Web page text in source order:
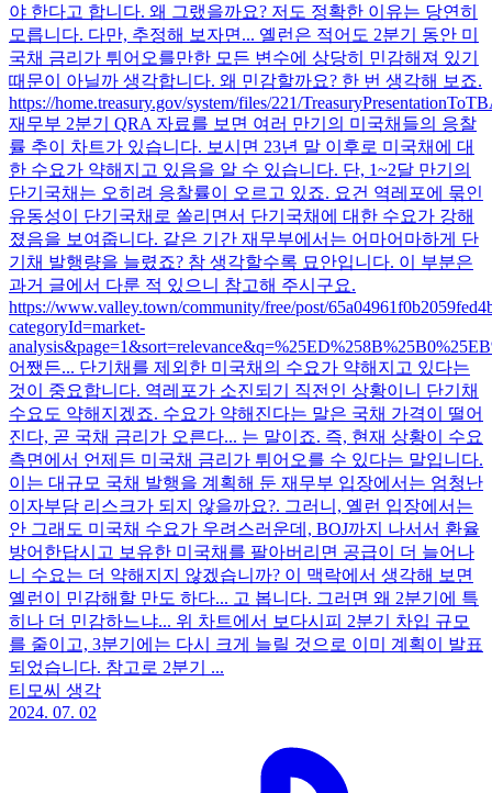
야 한다고 합니다. 왜 그랬을까요? 저도 정확한 이유는 당연히
모릅니다. 다만, 추정해 보자면... 옐런은 적어도 2분기 동안 미
국채 금리가 튀어오를만한 모든 변수에 상당히 민감해져 있기
때문이 아닐까 생각합니다. 왜 민감할까요? 한 번 생각해 보죠.
https://home.treasury.gov/system/files/221/
재무부 2분기 QRA 자료를 보면 여러 만기의 미국채들의 응찰
률 추이 차트가 있습니다. 보시면 23년 말 이후로 미국채에 대
한 수요가 약해지고 있음을 알 수 있습니다. 단, 1~2달 만기의
단기국채는 오히려 응찰률이 오르고 있죠. 요건 역레포에 묶인
유동성이 단기국채로 쏠리면서 단기국채에 대한 수요가 강해
졌음을 보여줍니다. 같은 기간 재무부에서는 어마어마하게 단
기채 발행량을 늘렸죠? 참 생각할수록 묘안입니다. 이 부분은
과거 글에서 다룬 적 있으니 참고해 주시구요.
https://www.valley.town/community/free/post/
categoryId=market-
어쨌든... 단기채를 제외한 미국채의 수요가 약해지고 있다는
것이 중요합니다. 역레포가 소진되기 직전인 상황이니 단기채
수요도 약해지겠죠. 수요가 약해진다는 말은 국채 가격이 떨어
진다, 곧 국채 금리가 오른다... 는 말이죠. 즉, 현재 상황이 수요
측면에서 언제든 미국채 금리가 튀어오를 수 있다는 말입니다.
이는 대규모 국채 발행을 계획해 둔 재무부 입장에서는 엄청난
이자부담 리스크가 되지 않을까요?. 그러니, 옐런 입장에서는
안 그래도 미국채 수요가 우려스러운데, BOJ까지 나서서 환율
방어한답시고 보유한 미국채를 팔아버리면 공급이 더 늘어나
니 수요는 더 약해지지 않겠습니까? 이 맥락에서 생각해 보면
옐런이 민감해할 만도 하다... 고 봅니다. 그러면 왜 2분기에 특
히나 더 민감하느냐... 위 차트에서 보다시피 2분기 차입 규모
를 줄이고, 3분기에는 다시 크게 늘릴 것으로 이미 계획이 발표
되었습니다. 참고로 2분기 ...
티모씨 생각
2024. 07. 02